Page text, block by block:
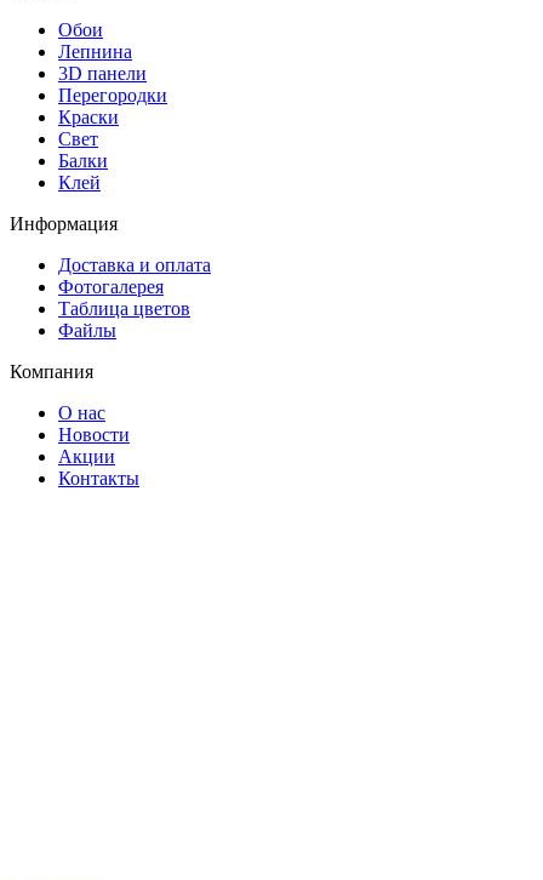
Обои
Лепнина
3D панели
Перегородки
Краски
Свет
Балки
Клей
Информация
Доставка и оплата
Фотогалерея
Таблица цветов
Файлы
Компания
О нас
Новости
Акции
Контакты